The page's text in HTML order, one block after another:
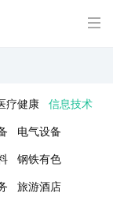
疗健康 信息技术
电气设备
钢铁有色
旅游酒店